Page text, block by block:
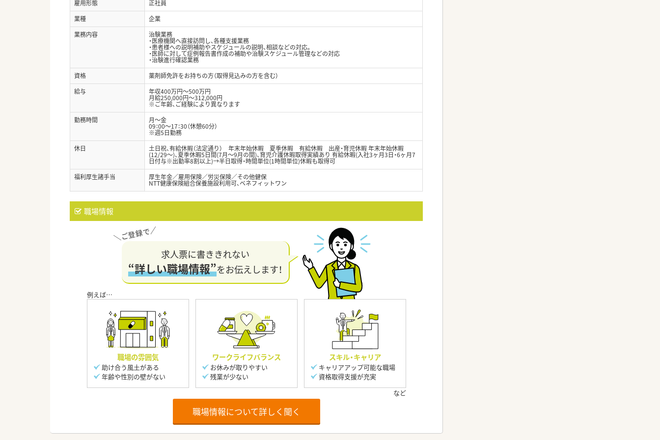
雇用形態
正社員
業種
企業
業務内容
治験業務
・医療機関へ直接訪問し、各種支援業務
・患者様への説明補助やスケジュールの説明、相談などの対応。
・医師に対して症例報告書作成の補助や治験スケジュール管理などの対応
・治験進行確認業務
資格
薬剤師免許をお持ちの方（取得見込みの方を含む）
給与
年収400万円～500万円
月給250,000円～312,000円
※ご年齢、ご経験により異なります
勤務時間
月～金
09：00～17：30（休憩60分）
※週5日勤務
休日
土日祝、有給休暇（法定通り） 年末年始休暇 夏季休暇 有給休暇 出産・育児休暇 年末年始休暇
(12/29～)、夏季休暇5日間(7月～9月の間)、育児介護休暇取得実績あり 有給休暇(入社3ヶ月3日・6ヶ月7
日付与※出勤率8割以上)→半日取得・時間単位(1時間単位)休暇も取得可
福利厚生諸手当
厚生年金／雇用保険／労災保険／その他健保
NTT健康保険組合保養施設利用可、ベネフィットワン
職場情報
求人票に書ききれない
“詳しい職場情報”をお伝えします！
職場の雰囲気
助け合う風土がある
年齢や性別の壁がない
ワークライフバランス
お休みが取りやすい
残業が少ない
スキル・キャリア
キャリアアップ可能な職場
資格取得支援が充実
職場情報について詳しく聞く